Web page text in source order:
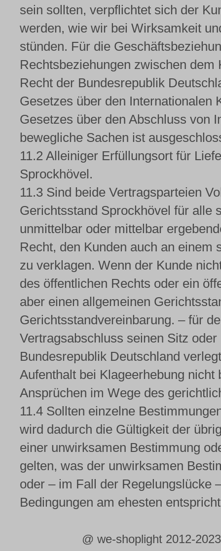
sein sollten, verpflichtet sich der
werden, wie wir bei Wirksamkeit
stünden. Für die
Rechtsbeziehungen zwischen
Recht der Bundesrepublik
Gesetzes über den Internationalen
Gesetzes über den Abschluss von
bewegliche Sachen ist
11.2 Alleiniger Erfüllungsort für
Sprockhövel.
11.3 Sind beide Vertragsparteien
Gerichtsstand Sprockhövel für alle
unmittelbar oder mittelbar
Recht, den Kunden auch an einem
zu verklagen. Wenn der Kunde
des öffentlichen Rechts oder ein
aber einen allgemeinen
Gerichtsstandvereinbarung. – für
Vertragsabschluss seinen Sitz
Bundesrepublik Deutschland
Aufenthalt bei Klageerhebung
Ansprüchen im Wege des
11.4 Sollten einzelne
wird dadurch die Gültigkeit der
einer unwirksamen Bestimmung
gelten, was der unwirksamen
oder – im Fall der Regelungslücke
Bedingungen am ehesten
@ we-shoplight 2012-2023